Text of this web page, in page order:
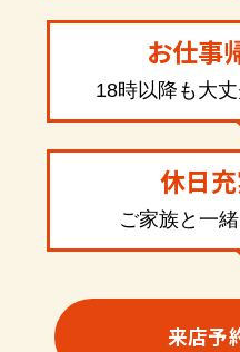
お仕事
18時以降も大
休日
ご家族と一
来店予